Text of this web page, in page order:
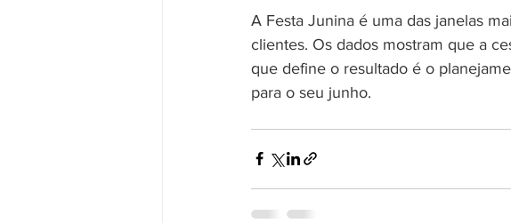
A Festa Junina é uma das janelas
clientes. Os dados mostram que a
que define o resultado é o
para o seu junho.